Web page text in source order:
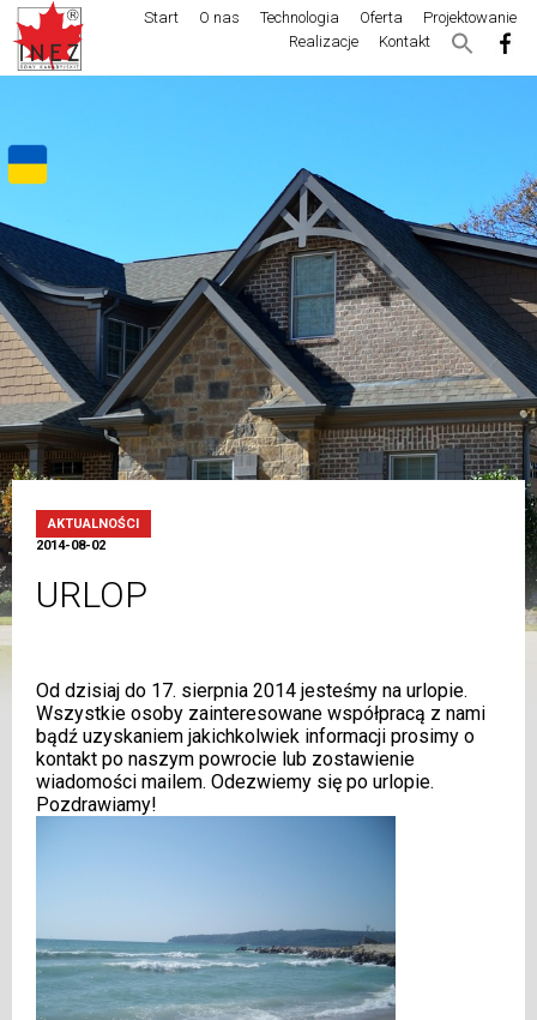
Start O nas Technologia Oferta
Projektowanie
Realizacje
Kontakt
AKTUALNOŚCI
2014-08-02
URLOP
Od dzisiaj do 17. sierpnia 2014 jesteśmy na urlopie.
Wszystkie osoby zainteresowane współpracą z nami
bądź uzyskaniem jakichkolwiek informacji prosimy o
kontakt po naszym powrocie lub zostawienie
wiadomości mailem. Odezwiemy się po urlopie.
Pozdrawiamy!